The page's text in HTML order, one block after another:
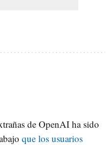
de OpenAI ha sido
que los usuarios